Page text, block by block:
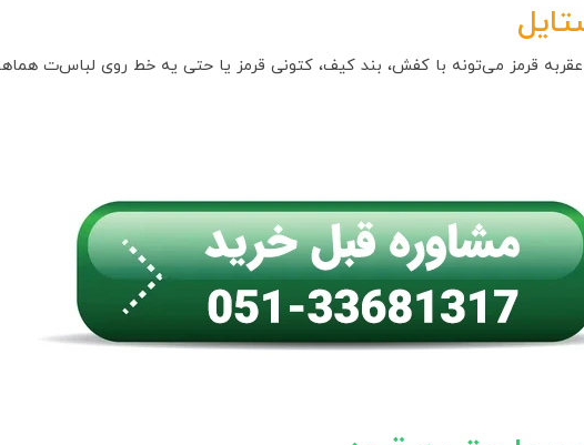
قرمز می‌تونه با کفش، بند کیف، کتونی قرمز یا حتی یه خط روی لباس‌ت